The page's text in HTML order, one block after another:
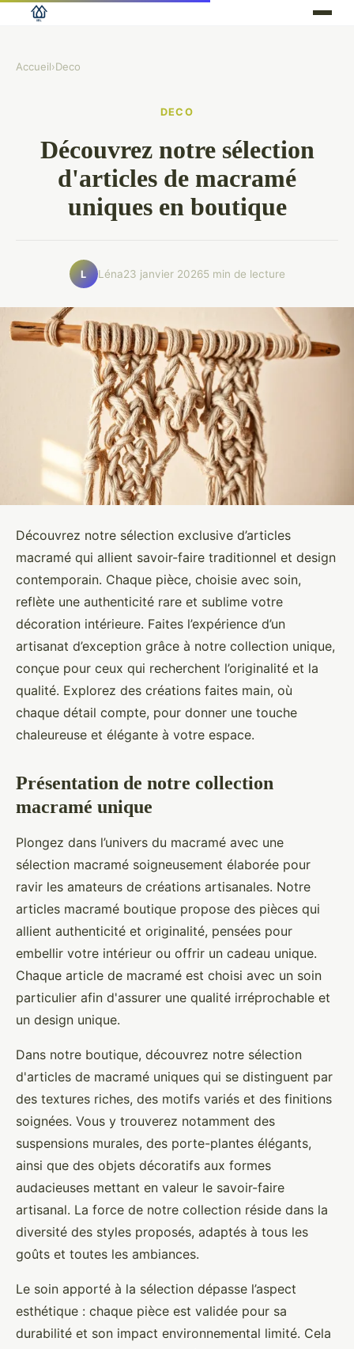
Accueil›Deco
DECO
Découvrez notre sélection
d'articles de macramé
uniques en boutique
L Léna23 janvier 20265 min de lecture
Découvrez notre sélection exclusive d’articles
macramé qui allient savoir-faire traditionnel et design
contemporain. Chaque pièce, choisie avec soin,
reflète une authenticité rare et sublime votre
décoration intérieure. Faites l’expérience d’un
artisanat d’exception grâce à notre collection unique,
conçue pour ceux qui recherchent l’originalité et la
qualité. Explorez des créations faites main, où
chaque détail compte, pour donner une touche
chaleureuse et élégante à votre espace.
Présentation de notre collection
macramé unique
Plongez dans l’univers du macramé avec une
sélection macramé soigneusement élaborée pour
ravir les amateurs de créations artisanales. Notre
articles macramé boutique propose des pièces qui
allient authenticité et originalité, pensées pour
embellir votre intérieur ou offrir un cadeau unique.
Chaque article de macramé est choisi avec un soin
particulier afin d'assurer une qualité irréprochable et
un design unique.
Dans notre boutique, découvrez notre sélection
d'articles de macramé uniques qui se distinguent par
des textures riches, des motifs variés et des finitions
soignées. Vous y trouverez notamment des
suspensions murales, des porte-plantes élégants,
ainsi que des objets décoratifs aux formes
audacieuses mettant en valeur le savoir-faire
artisanal. La force de notre collection réside dans la
diversité des styles proposés, adaptés à tous les
goûts et toutes les ambiances.
Le soin apporté à la sélection dépasse l’aspect
esthétique : chaque pièce est validée pour sa
durabilité et son impact environnemental limité. Cela